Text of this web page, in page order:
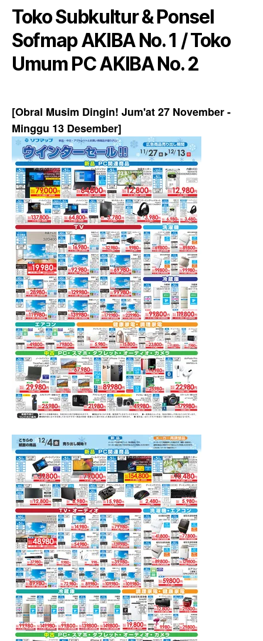
Toko Subkultur & Ponsel
Sofmap AKIBA No. 1 / Toko
Umum PC AKIBA No. 2
[Obral Musim Dingin! Jum'at 27 November -
Minggu 13 Desember]